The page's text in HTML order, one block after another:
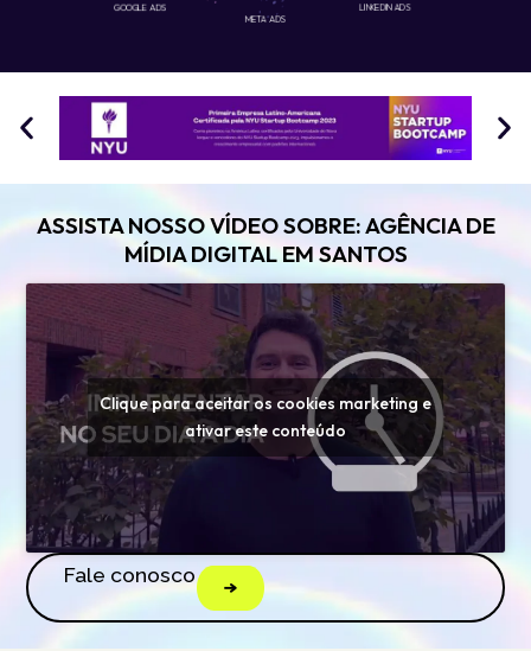
GOOGLE ADS LINKEDIN ADS
META ADS
ASSISTA NOSSO VÍDEO SOBRE: AGÊNCIA DE
MÍDIA DIGITAL EM SANTOS
Clique para aceitar os cookies marketing e
ativar este conteúdo
Fale conosco